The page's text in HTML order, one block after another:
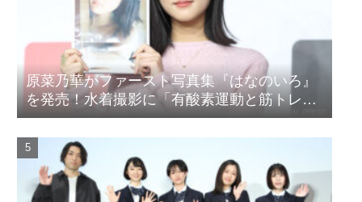
原菜乃華がファースト写真集『はなのいろ』
を発売！水着撮影に「有酸素運動と筋トレを
頑張りました」